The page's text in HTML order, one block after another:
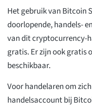
Het gebruik van Bitcoin
doorlopende, handels-
van dit cryptocurrency-
gratis. Er zijn ook gratis
beschikbaar.
Voor handelaren om
handelsaccount bij